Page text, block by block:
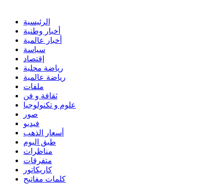
الرئيسية
أخبار وطنية
أخبار عالمية
سياسة
إقتصاد
رياضة محلية
رياضة عالمية
ملفات
ثقافة و فن
علوم و تكنولوجيا
صور
فيديو
أسعار الذهب
طبق اليوم
مناظرات
متفرقات
كاريكاتور
كلمات مفاتيح